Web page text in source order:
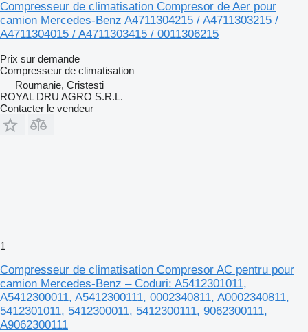
Compresseur de climatisation Compresor de Aer pour
camion Mercedes-Benz A4711304215 / A4711303215 /
A4711304015 / A4711303415 / 0011306215
Prix sur demande
Compresseur de climatisation
Roumanie, Cristesti
ROYAL DRU AGRO S.R.L.
Contacter le vendeur
1
Compresseur de climatisation Compresor AC pentru pour
camion Mercedes-Benz – Coduri: A5412301011,
A5412300011, A5412300111, 0002340811, A0002340811,
5412301011, 5412300011, 5412300111, 9062300111,
A9062300111